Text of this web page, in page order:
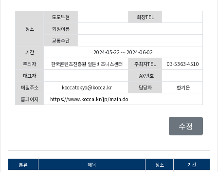
장소
도도부현
회장TEL
회장이름
교통수단
기간
2024-05-22 ～ 2024-06-02
주최자
한국콘텐츠진흥원 일본비즈니스센터 주최자TEL
03-5363-4510
대표자
FAX번호
메일주소
koccatokyo@kocca.kr 담당자
한기은
홈페이지
https://www.kocca.kr/jp/main.do
수정
분류 제목 장소
기간